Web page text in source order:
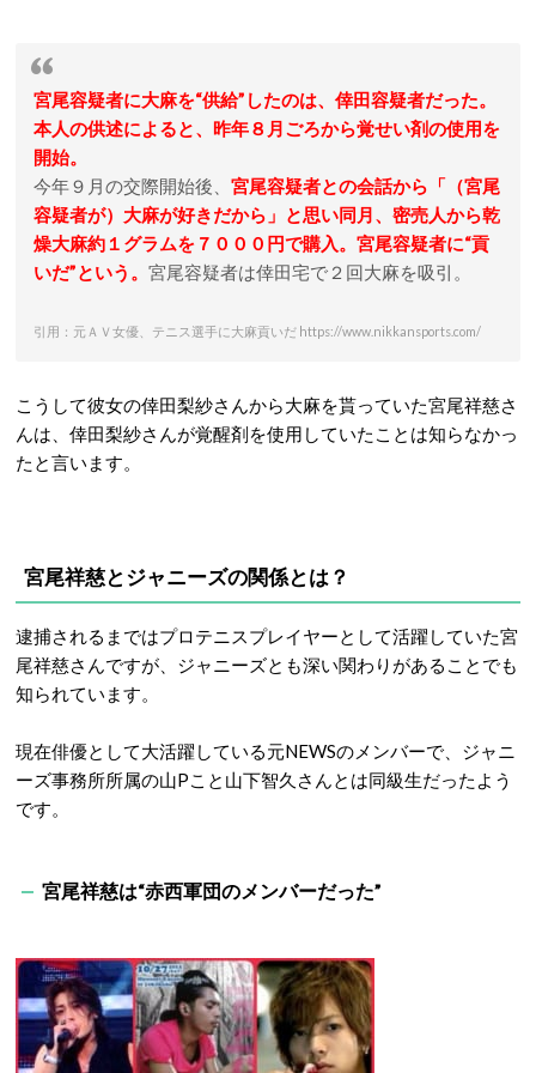
宮尾容疑者に大麻を“供給”したのは、倖田容疑者だった。
本人の供述によると、昨年８月ごろから覚せい剤の使用を
開始。
今年９月の交際開始後、 宮尾容疑者との会話から「（宮尾
容疑者が）大麻が好きだから」と思い同月、密売人から乾
燥大麻約１グラムを７０００円で購入。宮尾容疑者に“貢
いだ”という。 宮尾容疑者は倖田宅で２回大麻を吸引。
引用：元ＡＶ女優、テニス選手に大麻貢いだ https://www.nikkansports.com/
こうして彼女の倖田梨紗さんから大麻を貰っていた宮尾祥慈さ
んは、倖田梨紗さんが覚醒剤を使用していたことは知らなかっ
たと言います。
宮尾祥慈とジャニーズの関係とは？
逮捕されるまではプロテニスプレイヤーとして活躍していた宮
尾祥慈さんですが、ジャニーズとも深い関わりがあることでも
知られています。
現在俳優として大活躍している元NEWSのメンバーで、ジャニ
ーズ事務所所属の山Pこと山下智久さんとは同級生だったよう
です。
宮尾祥慈は“赤西軍団のメンバーだった”